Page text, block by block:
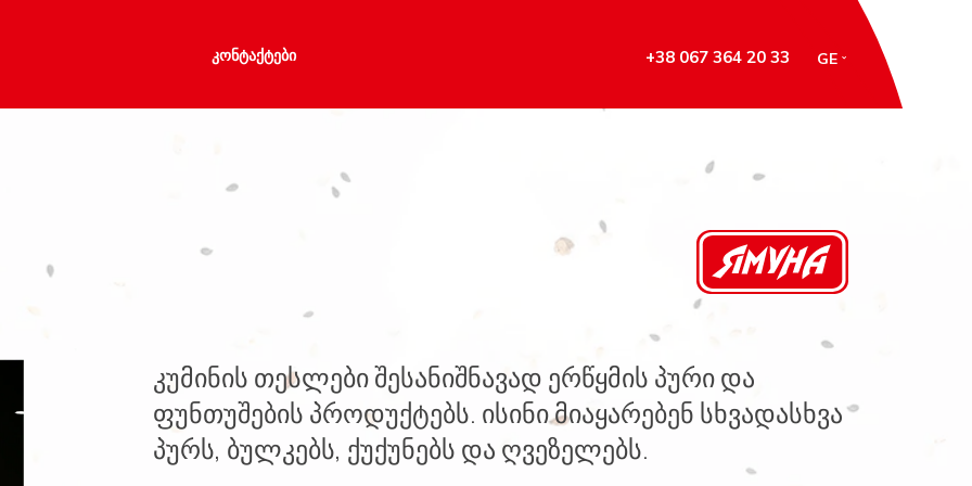
ᲙᲝᲜᲢᲐᲥᲢᲔᲑᲘ +38 067 364 20 33 GE
კუმინის თესლები შესანიშნავად ერწყმის პური და
ფუნთუშების პროდუქტებს. ისინი მიაყარებენ სხვადასხვა
პურს, ბულკებს, ქუქუნებს და ღვეზელებს.